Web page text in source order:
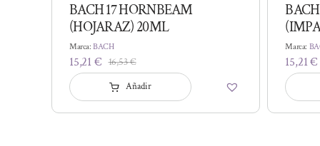
BACH 17 HORNBEAM
(HOJARAZ) 20ML
Marca:BACH
16,53€El
precio
original
era:
15,21€
El
precio
actual
es:
Añadir
Marca:
15,21€